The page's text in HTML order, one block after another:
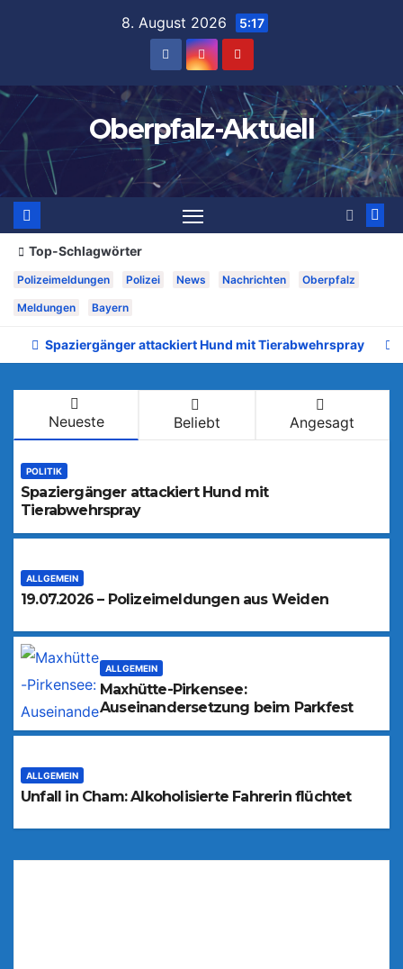
8. August 2026 5:17
Oberpfalz-Aktuell
Top-Schlagwörter
Polizeimeldungen Polizei News Nachrichten Oberpfalz
Meldungen Bayern
Spaziergänger attackiert Hund mit Tierabwehrspray
Neueste Beliebt Angesagt
POLITIK
Spaziergänger attackiert Hund mit
Tierabwehrspray
ALLGEMEIN
19.07.2026 – Polizeimeldungen aus Weiden
ALLGEMEIN
Maxhütte-Pirkensee:
Auseinandersetzung beim Parkfest
ALLGEMEIN
Unfall in Cham: Alkoholisierte Fahrerin flüchtet